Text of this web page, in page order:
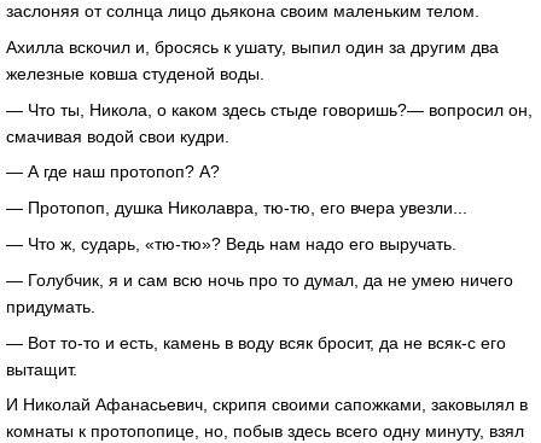
заслоняя от солнца лицо дьякона своим маленьким телом.
Ахилла вскочил и, бросясь к ушату, выпил один за другим два
железные ковша студеной воды.
— Что ты, Никола, о каком здесь стыде говоришь?— вопросил он,
смачивая водой свои кудри.
— А где наш протопоп? А?
— Протопоп, душка Николавра, тю-тю, его вчера увезли...
— Что ж, сударь, «тю-тю»? Ведь нам надо его выручать.
— Голубчик, я и сам всю ночь про то думал, да не умею ничего
придумать.
— Вот то-то и есть, камень в воду всяк бросит, да не всяк-с его
вытащит.
И Николай Афанасьевич, скрипя своими сапожками, заковылял в
комнаты к протопопице, но, побыв здесь всего одну минуту, взял